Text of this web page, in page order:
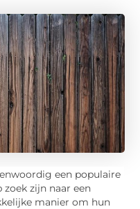
een populaire
zoek zijn naar een
manier om hun